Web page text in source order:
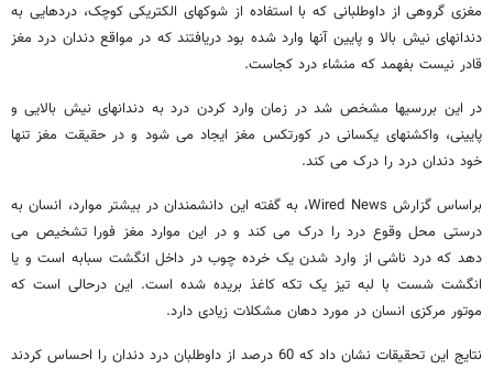
مغزی گروهی از داوطلبانی که با استفاده از شوکهای الکتریکی کوچک، دردهایی به
دندانهای نیش بالا و پایین آنها وارد شده بود دریافتند که در مواقع دندان درد مغز
قادر نیست بفهمد که منشاء درد کجاست.
در این بررسیها مشخص شد در زمان وارد کردن درد به دندانهای نیش بالایی و
پایینی، واکشنهای یکسانی در کورتکس مغز ایجاد می شود و در حقیقت مغز تنها
خود دندان درد را درک می کند.
براساس گزارش Wired News، به گفته این دانشمندان در بیشتر موارد، انسان به
درستی محل وقوع درد را درک می کند و در این موارد مغز فورا تشخیص می
دهد که درد ناشی از وارد شدن یک خرده چوب در داخل انگشت سبابه است و یا
انگشت شست با لبه تیز یک تکه کاغذ بریده شده است. این درحالی است که
موتور مرکزی انسان در مورد دهان مشکلات زیادی دارد.
نتایج این تحقیقات نشان داد که 60 درصد از داوطلبان درد دندان را احساس کردند